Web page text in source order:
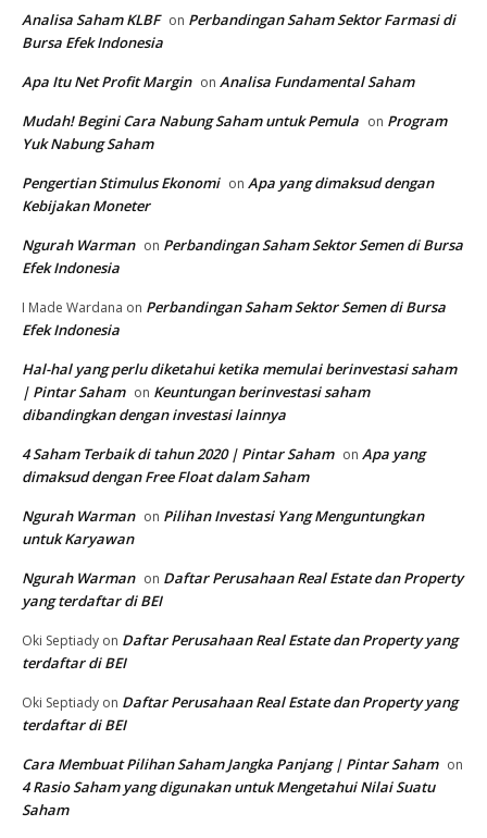
Analisa Saham KLBF on Perbandingan Saham Sektor Farmasi di
Bursa Efek Indonesia
Apa Itu Net Profit Margin on Analisa Fundamental Saham
Mudah! Begini Cara Nabung Saham untuk Pemula on Program
Yuk Nabung Saham
Pengertian Stimulus Ekonomi on Apa yang dimaksud dengan
Kebijakan Moneter
Ngurah Warman on Perbandingan Saham Sektor Semen di Bursa
Efek Indonesia
I Made Wardana on Perbandingan Saham Sektor Semen di Bursa
Efek Indonesia
Hal-hal yang perlu diketahui ketika memulai berinvestasi saham
| Pintar Saham on Keuntungan berinvestasi saham
dibandingkan dengan investasi lainnya
4 Saham Terbaik di tahun 2020 | Pintar Saham on Apa yang
dimaksud dengan Free Float dalam Saham
Ngurah Warman on Pilihan Investasi Yang Menguntungkan
untuk Karyawan
Ngurah Warman on Daftar Perusahaan Real Estate dan Property
yang terdaftar di BEI
Oki Septiady on Daftar Perusahaan Real Estate dan Property yang
terdaftar di BEI
Oki Septiady on Daftar Perusahaan Real Estate dan Property yang
terdaftar di BEI
Cara Membuat Pilihan Saham Jangka Panjang | Pintar Saham on
4 Rasio Saham yang digunakan untuk Mengetahui Nilai Suatu
Saham